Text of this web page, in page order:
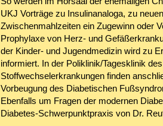
UKJ Vorträge zu Insulinanaloga, zu
Zwischenmahlzeiten ein Zugewinn oder
Prophylaxe von Herz- und
der Kinder- und Jugendmedizin wird zu
informiert. In der Poliklinik/Tagesklinik
Stoffwechselerkrankungen finden
Vorbeugung des Diabetischen
Ebenfalls um Fragen der modernen
Diabetes-Schwerpunktpraxis von Dr.